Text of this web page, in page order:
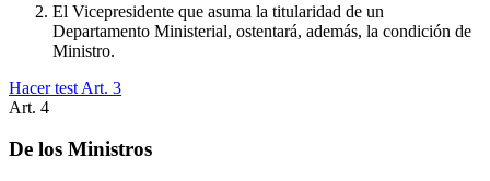
El Vicepresidente que asuma la titularidad de un
Departamento Ministerial, ostentará, además, la condición de
Ministro.
Hacer test Art. 3
Art. 4
De los Ministros